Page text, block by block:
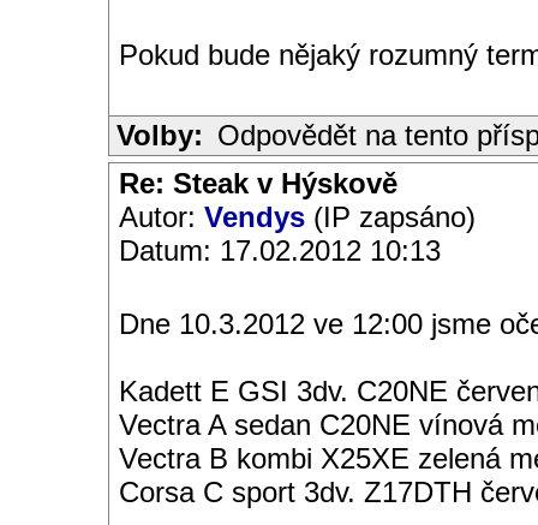
Pokud bude nějaký rozumný
Volby: Odpovědět na tento
Re: Steak v Hýskově
Autor: Vendys (IP zapsáno)
Datum: 17.02.2012 10:13
Dne 10.3.2012 ve 12:00 jsme
Kadett E GSI 3dv. C20NE
Vectra A sedan C20NE vínová
Vectra B kombi X25XE zelená
Corsa C sport 3dv. Z17DTH